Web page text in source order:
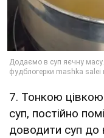
7. Тонкою
суп, постійно
доводити суп до